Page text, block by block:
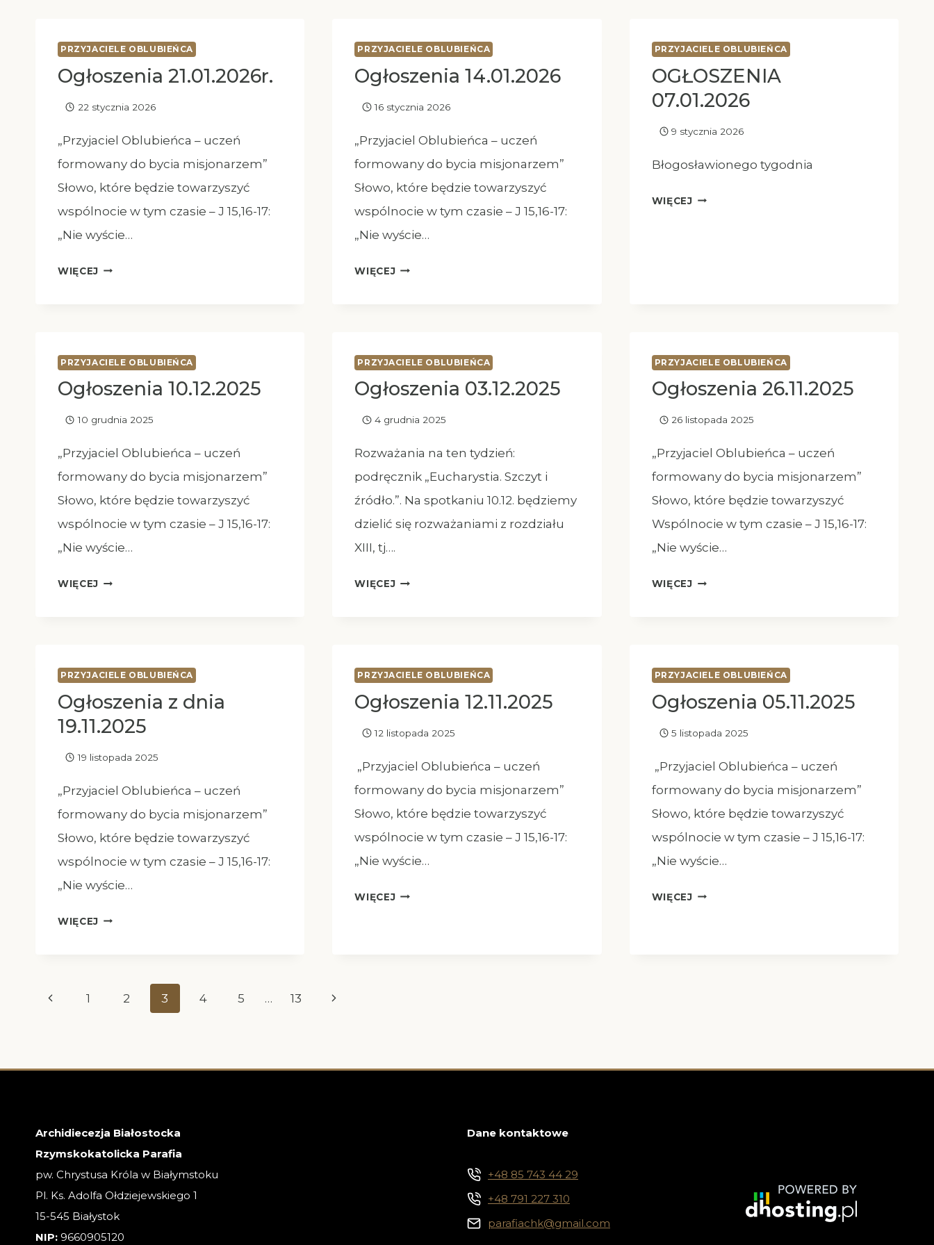
PRZYJACIELE OBLUBIEŃCA
Ogłoszenia 21.01.2026r.
22 stycznia 2026
„Przyjaciel Oblubieńca – uczeń
formowany do bycia misjonarzem”
Słowo, które będzie towarzyszyć
wspólnocie w tym czasie – J 15,16-17:
„Nie wyście…
WIĘCEJ OGŁOSZENIA
PRZYJACIELE OBLUBIEŃCA
Ogłoszenia 14.01.2026
16 stycznia 2026
„Przyjaciel Oblubieńca – uczeń
formowany do bycia misjonarzem”
Słowo, które będzie towarzyszyć
wspólnocie w tym czasie – J 15,16-17:
„Nie wyście…
WIĘCEJOGŁOSZENIA
PRZYJACIELE OBLUBIEŃCA
OGŁOSZENIA
07.01.2026
9 stycznia 2026
Błogosławionego tygodnia
WIĘCEJOGŁOSZENIA
PRZYJACIELE OBLUBIEŃCA
Ogłoszenia 10.12.2025
10 grudnia 2025
„Przyjaciel Oblubieńca – uczeń
formowany do bycia misjonarzem”
Słowo, które będzie towarzyszyć
wspólnocie w tym czasie – J 15,16-17:
„Nie wyście…
WIĘCEJ OGŁOSZENIA
PRZYJACIELE OBLUBIEŃCA
Ogłoszenia 03.12.2025
4 grudnia 2025
Rozważania na ten tydzień:
podręcznik „Eucharystia. Szczyt i
źródło.”. Na spotkaniu 10.12. będziemy
dzielić się rozważaniami z rozdziału
XIII, tj….
WIĘCEJOGŁOSZENIA
PRZYJACIELE OBLUBIEŃCA
Ogłoszenia 26.11.2025
26 listopada 2025
„Przyjaciel Oblubieńca – uczeń
formowany do bycia misjonarzem”
Słowo, które będzie towarzyszyć
Wspólnocie w tym czasie – J 15,16-17:
„Nie wyście…
WIĘCEJOGŁOSZENIA
PRZYJACIELE OBLUBIEŃCA
Ogłoszenia z dnia
19.11.2025
19 listopada 2025
„Przyjaciel Oblubieńca – uczeń
formowany do bycia misjonarzem”
Słowo, które będzie towarzyszyć
wspólnocie w tym czasie – J 15,16-17:
„Nie wyście…
WIĘCEJ OGŁOSZENIA
PRZYJACIELE OBLUBIEŃCA
Ogłoszenia 12.11.2025
12 listopada 2025
„Przyjaciel Oblubieńca – uczeń
formowany do bycia misjonarzem”
Słowo, które będzie towarzyszyć
wspólnocie w tym czasie – J 15,16-17:
„Nie wyście…
WIĘCEJOGŁOSZENIA
PRZYJACIELE OBLUBIEŃCA
Ogłoszenia 05.11.2025
5 listopada 2025
„Przyjaciel Oblubieńca – uczeń
formowany do bycia misjonarzem”
Słowo, które będzie towarzyszyć
wspólnocie w tym czasie – J 15,16-17:
„Nie wyście…
WIĘCEJOGŁOSZENIA
Nawigacja
Poprzednia
1 2 3 4 5 … 13
Następna
Archidiecezja Białostocka
Rzymskokatolicka Parafia
pw. Chrystusa Króla w Białymstoku
Pl. Ks. Adolfa Ołdziejewskiego 1
15-545 Białystok
NIP: 9660905120
Dane kontaktowe
+48 85 743 44 29
+48 791 227 310
parafiachk@gmail.com